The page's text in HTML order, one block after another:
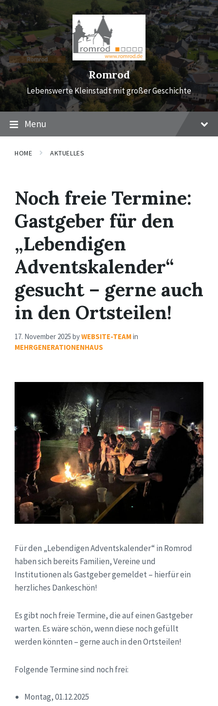
Skip
to
content
Skip
to
main
navigation
Skip
to
footer
Romrod
Lebenswerte Kleinstadt mit großer Geschichte
Menu
HOME AKTUELLES
Noch freie Termine:
Gastgeber für den
„Lebendigen
Adventskalender“
gesucht – gerne auch
in den Ortsteilen!
17. November 2025 byWEBSITE-TEAMin
MEHRGENERATIONENHAUS
Für den „Lebendigen Adventskalender“ in Romrod
haben sich bereits Familien, Vereine und
Institutionen als Gastgeber gemeldet – hierfür ein
herzliches Dankeschön!
Es gibt noch freie Termine, die auf einen Gastgeber
warten. Es wäre schön, wenn diese noch gefüllt
werden könnten – gerne auch in den Ortsteilen!
Folgende Termine sind noch frei:
Montag, 01.12.2025